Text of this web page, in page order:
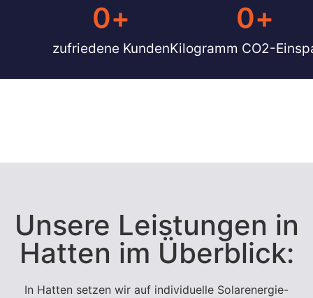
zufriedene Kunden
0+
Kilogramm CO2-
0+
Unsere Leistungen in
Hatten im Überblick:
In Hatten setzen wir auf individuelle Solarenergie-